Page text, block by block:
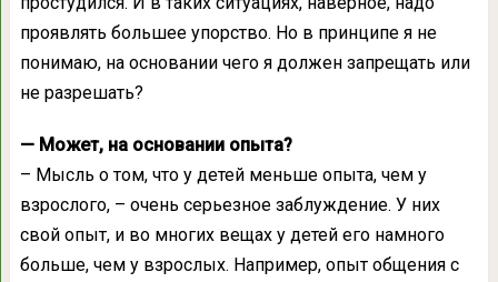
проявлять большее упорство. Но в принципе я не
понимаю, на основании чего я должен запрещать или
не разрешать?
— Может, на основании опыта?
– Мысль о том, что у детей меньше опыта, чем у
взрослого, – очень серьезное заблуждение. У них
свой опыт, и во многих вещах у детей его намного
больше, чем у взрослых. Например, опыт общения с